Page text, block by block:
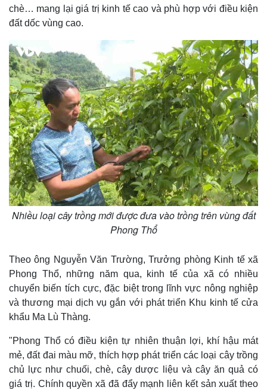
Thế giới
Quan sát
Cuộc sống đó đây
Hồ sơ
Multimedia
Video
Ảnh
E-Magazine
Infographic
chè… mang lại giá trị kinh tế cao và phù hợp với điều kiện
đất dốc vùng cao.
Nhiều loại cây trồng mới được đưa vào trồng trên vùng đất
Phong Thổ
Theo ông Nguyễn Văn Trường, Trưởng phòng Kinh tế xã
Phong Thổ, những năm qua, kinh tế của xã có nhiều
chuyển biến tích cực, đặc biệt trong lĩnh vực nông nghiệp
và thương mại dịch vụ gắn với phát triển Khu kinh tế cửa
khẩu Ma Lù Thàng.
"Phong Thổ có điều kiện tự nhiên thuận lợi, khí hậu mát
mẻ, đất đai màu mỡ, thích hợp phát triển các loại cây trồng
chủ lực như chuối, chè, cây dược liệu và cây ăn quả có
giá trị. Chính quyền xã đã đẩy mạnh liên kết sản xuất theo